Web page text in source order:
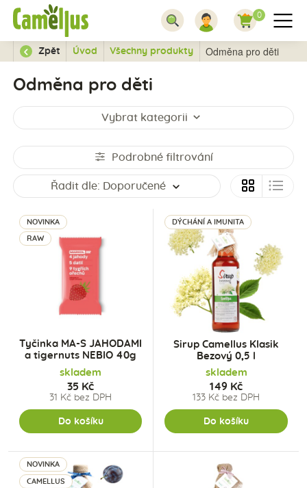
0
Zpět Úvod Všechny produkty Odměna pro děti
Odměna pro děti
Vybrat kategorii
Podrobné filtrování
Řadit dle: Doporučené
NOVINKA
RAW
Tyčinka MA-S JAHODAMI
a tigernuts NEBIO 40g
skladem
35 Kč
31 Kč bez DPH
Do košíku
DÝCHÁNÍ A IMUNITA
Sirup Camellus Klasik
Bezový 0,5 l
skladem
149 Kč
133 Kč bez DPH
Do košíku
NOVINKA
CAMELLUS